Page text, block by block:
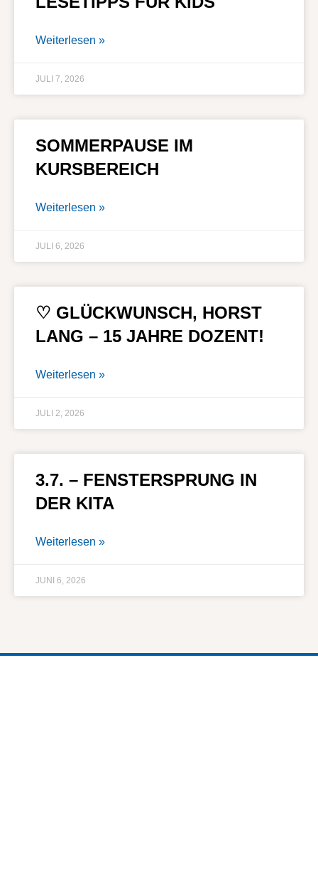
Weiterlesen »
JULI 7, 2026
SOMMERPAUSE IM
KURSBEREICH
Weiterlesen »
JULI 6, 2026
♡ GLÜCKWUNSCH, HORST
LANG – 15 JAHRE DOZENT!
Weiterlesen »
JULI 2, 2026
3.7. – FENSTERSPRUNG IN
DER KITA
Weiterlesen »
JUNI 6, 2026